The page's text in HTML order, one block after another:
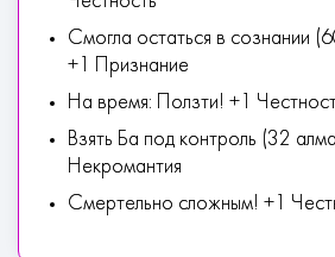
Смогла остаться в сознании
+1 Признание
На время: Ползти! +1
Взять Ба под контроль (32
Некромантия
Смертельно сложным! +1